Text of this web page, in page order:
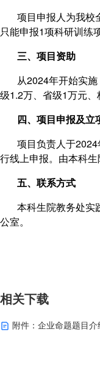
项目申报人为我校
只能申报1项科研训练
三、项目资助
从2024年开始实施
级1.2万、省级1万元、
四、项目申报及立
项目负责人于
行线上申报。由本科
五、联系方式
本科生院教务处实
公室。
相关下载
附件：企业命题题目